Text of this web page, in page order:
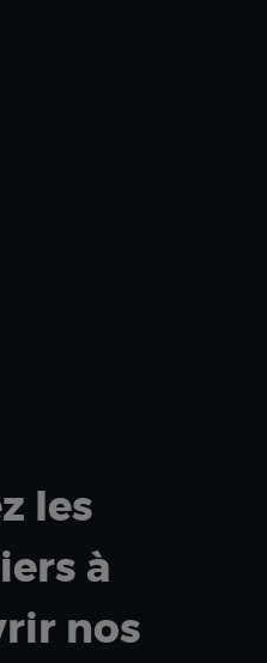
les
à
nos